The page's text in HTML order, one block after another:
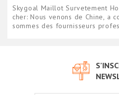
Skygoal Maillot Survetement
cher: Nous venons de Chine, a
sommes des fournisseurs